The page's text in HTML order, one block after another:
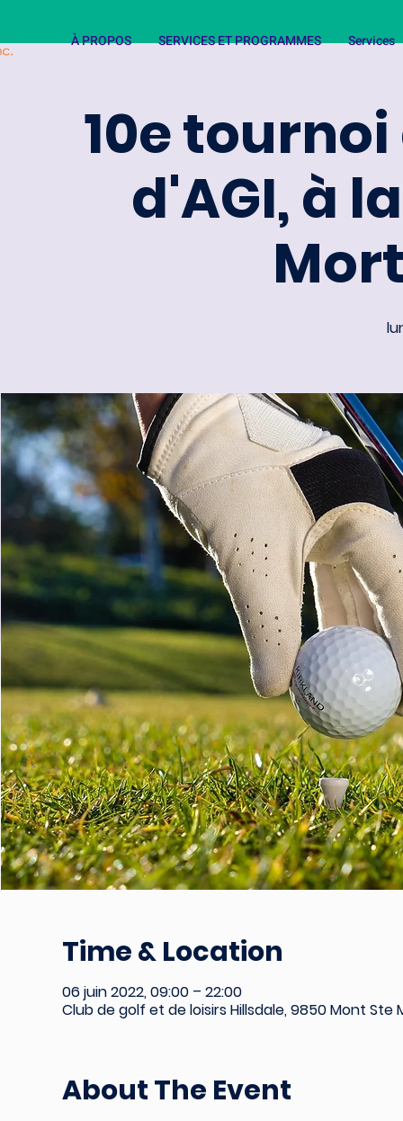
À PROPOS SERVICES ET PROGRAMMES Services
10e
d'AGI, à
Time & Location
06 juin 2022, 09:00 – 22:00
Club de golf et de loisirs Hillsdale, 9850 Mont Ste
About The Event